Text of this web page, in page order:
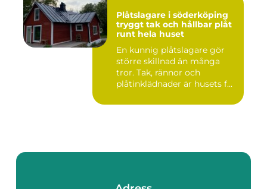
Plåtslagare i söderköping
tryggt tak och hållbar plåt
runt hela huset
En kunnig plåtslagare gör
större skillnad än många
tror. Tak, rännor och
plåtinklädnader är husets f...